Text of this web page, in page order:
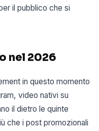
il pubblico che si
nel 2026
in questo momento
video nativi su
il dietro le quinte
che i post promozionali